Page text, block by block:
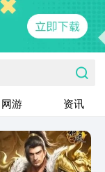
网游 资讯